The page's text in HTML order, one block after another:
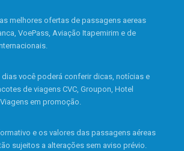
melhores ofertas de passagens aereas
VoePass, Aviação Itapemirim e de
você poderá conferir dicas, notícias e
de viagens CVC, Groupon, Hotel
em promoção.
e os valores das passagens aéreas
sujeitos a alterações sem aviso prévio.